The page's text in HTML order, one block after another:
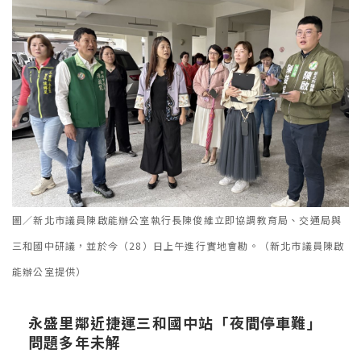
圖／新北市議員陳啟能辦公室執行長陳俊維立即協調教育局、交通局與
三和國中研議，並於今（28）日上午進行實地會勘。（新北市議員陳啟
能辦公室提供）
永盛里鄰近捷運三和國中站「夜間停車難」
問題多年未解